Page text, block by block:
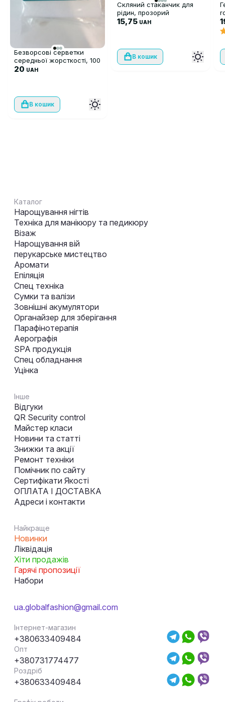
Безворсові серветки
середньої жорсткості, 100
шт
20 UAH
В кошик
Скляний стаканчик для
рідин, прозорий
15,75 UAH
В кошик
Каталог
Нарощування нігтів
Техніка для манікюру та педикюру
Візаж
Нарощування вій
перукарське мистецтво
Аромати
Епіляція
Спец техніка
Сумки та валізи
Зовнішні акумулятори
Органайзер для зберігання
Парафінотерапія
Аерографія
SPA продукція
Спец обладнання
Уцінка
Інше
Відгуки
QR Security control
Майстер класи
Новини та статті
Знижки та акції
Ремонт техніки
Помічник по сайту
Сертифікати Якості
ОПЛАТА І ДОСТАВКА
Адреси і контакти
Найкраще
Новинки
Ліквідація
Хіти продажів
Гарячі пропозиції
Набори
ua.globalfashion@gmail.com
Інтернет-магазин
+380633409484
Опт
+380731774477
Роздріб
+380633409484